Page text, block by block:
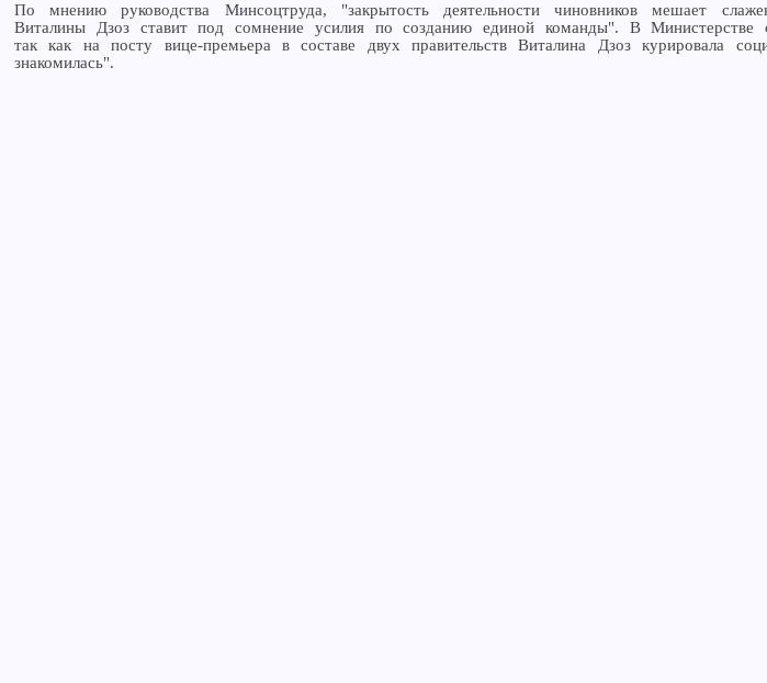
По мнению руководства Минсоцтруда, "закрытость деятельности чиновников мешает
Виталины Дзоз ставит под сомнение усилия по созданию единой команды". В Министерстве
так как на посту вице-премьера в составе двух правительств Виталина Дзоз
знакомилась".